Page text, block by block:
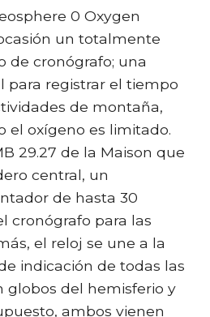
0 Oxygen
un totalmente
de cronógrafo; una
para registrar el tiempo
de montaña,
el oxígeno es limitado.
29.27 de la Maison que
central, un
de hasta 30
cronógrafo para las
el reloj se une a la
indicación de todas las
globos del hemisferio y
ambos vienen